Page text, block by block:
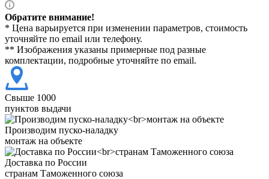
Обратите внимание!
* Цена варьируется при изменении параметров, стоимость
уточняйте по email или телефону.
** Изображения указаны примерные под разные
комплектации, подробные уточняйте по email.
Свыше 1000
пунктов выдачи
Производим пуско-наладку
монтаж на объекте
Доставка по России
странам Таможенного союза